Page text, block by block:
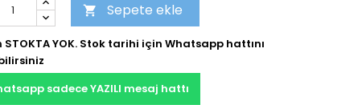
 Sepete ekle
STOKTA YOK. Stok tarihi için Whatsapp hattını
sadece YAZILI mesaj hattı